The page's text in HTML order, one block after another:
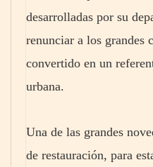
desarrolladas por su
renunciar a los grandes
convertido en un
urbana.
Una de las grandes
de restauración, para